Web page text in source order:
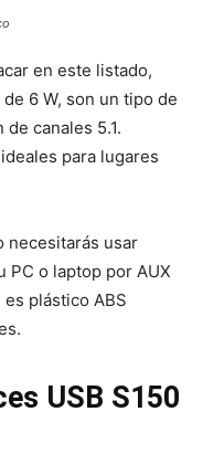
en este listado,
6 W, son un tipo de
canales 5.1.
para lugares
necesitarás usar
PC o laptop por AUX
plástico ABS
USB S150